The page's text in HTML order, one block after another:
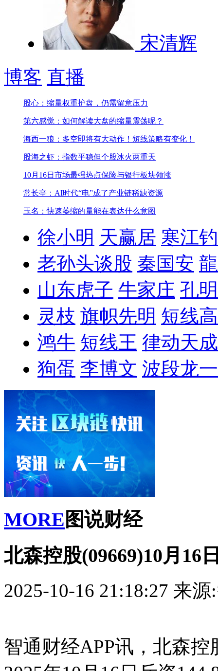
宋清辉
博客 直播
股心：缩量权重护盘，仍需留意压力
第六感觉：如何解读大盘的缩量震荡呢？
海西一狼：多空即将有大动作！短线策略有变化！
股海之虾：指数平稳但个股冰火两重天
10月16日市场最强热点保险与银行板块领涨
常长亭：AI时代“电”成了产业链稀缺资源
玉名：快速萎缩的量能在表达什么意图
徐小明 天赢居 寒江
老孙头谈股 秦国安
山东虎子 牛家庄 孔
灵枝 旗帜先明 短线
鸿牛 短线王 律动天成
狗蛋 李博文 波段龙一
MORE 图说财经
北森控股(09669)10月16
2025-10-16 21:18:27 来源
智通财经APP讯，北森